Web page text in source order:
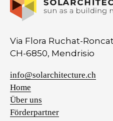
Via Flora Ruchat-
CH-6850, Mendrisio
info@solarchitecture.ch
Home
Über uns
Förderpartner